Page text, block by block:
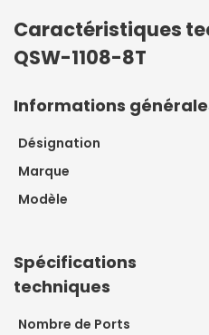
Caractéristiques
QSW-1108-8T
Informations
Désignation
Marque
Modèle
Spécifications
techniques
Nombre de Ports